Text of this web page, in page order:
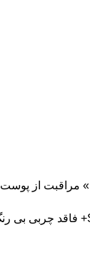
» مراقبت از پوست